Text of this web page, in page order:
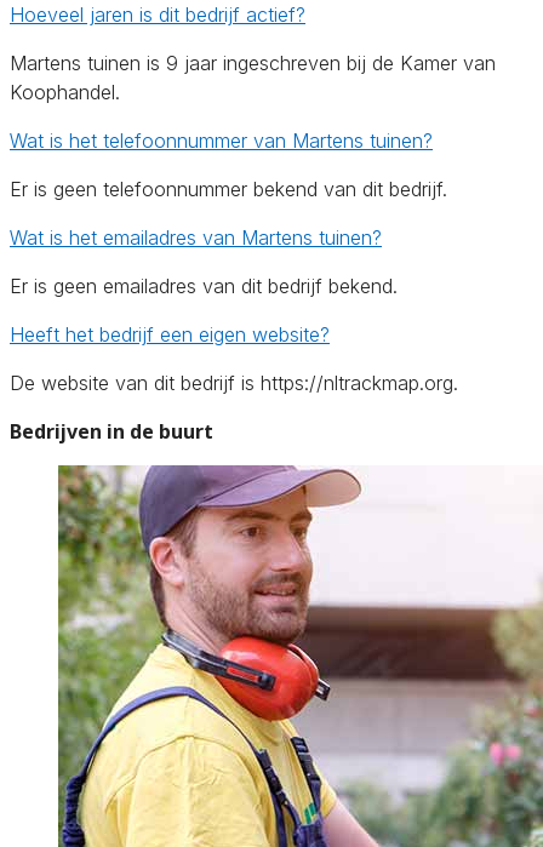
Hoeveel jaren is dit bedrijf actief?
Martens tuinen is 9 jaar ingeschreven bij de Kamer van
Koophandel.
Wat is het telefoonnummer van Martens tuinen?
Er is geen telefoonnummer bekend van dit bedrijf.
Wat is het emailadres van Martens tuinen?
Er is geen emailadres van dit bedrijf bekend.
Heeft het bedrijf een eigen website?
De website van dit bedrijf is https://nltrackmap.org.
Bedrijven in de buurt